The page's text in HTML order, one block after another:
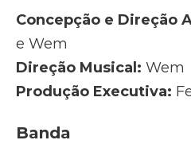
Concepção e Direção
e Wem
Direção Musical: Wem
Produção Executiva:
Banda